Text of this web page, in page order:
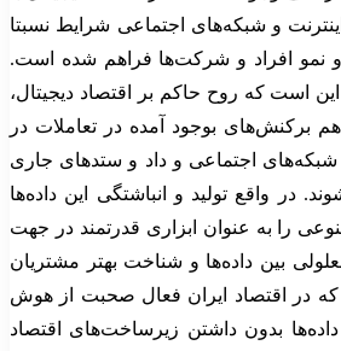
و شبکه‌های اجتماعی شرایط نسبتا
نمو افراد و شرکت‌ها فراهم شده است.
است که روح حاکم بر اقتصاد دیجیتال،
هم برکنش‌های بوجود آمده در تعاملات در
شبکه‌های اجتماعی و داد و ستدهای جاری
در واقع تولید و انباشتگی این داده‌ها
را به عنوان ابزاری قدرتمند در جهت
بین داده‌ها و شناخت بهتر مشتریان
که در اقتصاد ایران فعال صحبت از هوش
بدون داشتن زیرساخت‌های اقتصاد